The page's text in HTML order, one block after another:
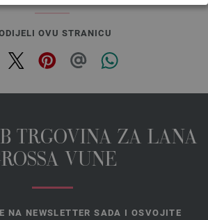
OVU STRANICU
TRGOVINA ZA LANA
VUNE
NA NEWSLETTER SADA I OSVOJITE